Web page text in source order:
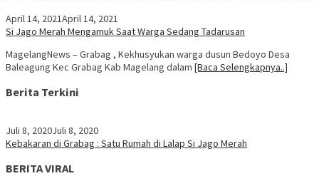
April 14, 2021April 14, 2021
Si Jago Merah Mengamuk Saat Warga Sedang Tadarusan
MagelangNews – Grabag , Kekhusyukan warga dusun Bedoyo Desa
Baleagung Kec Grabag Kab Magelang dalam [Baca Selengkapnya..]
Berita Terkini
Juli 8, 2020Juli 8, 2020
Kebakaran di Grabag : Satu Rumah di Lalap Si Jago Merah
BERITA VIRAL